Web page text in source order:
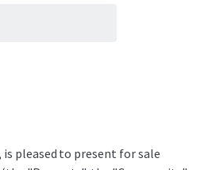
is pleased to present for sale